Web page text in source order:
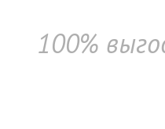
100%